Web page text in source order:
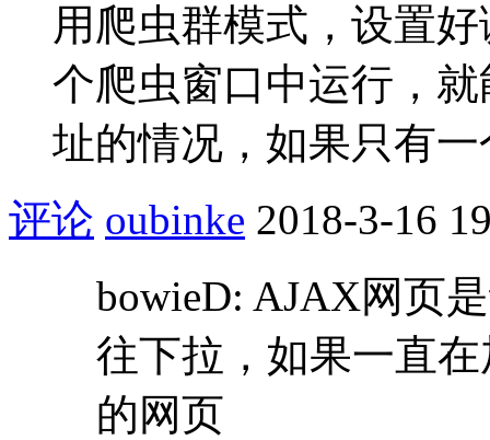
用爬虫群模式，设置
个爬虫窗口中运行，
址的情况，如果只有
评论 oubinke 2018-3-16
bowieD: AJAX网页
往下拉，如果一直
的网页